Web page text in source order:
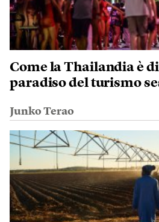
Come la Thailandia è
paradiso del turismo
Junko Terao